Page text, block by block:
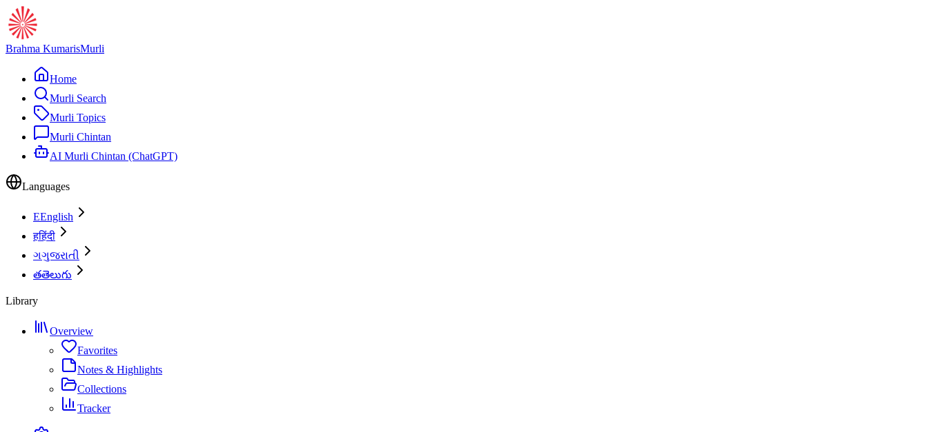
Brahma KumarisMurli
Home
Murli Search
Murli Topics
Murli Chintan
AI Murli Chintan (ChatGPT)
Languages
EEnglish
हहिंदी
ગગુજરાતી
తతెలుగు
Library
Overview
Favorites
Notes & Highlights
Collections
Tracker